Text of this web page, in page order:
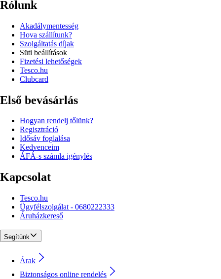
Rólunk
Akadálymentesség
Hova szállítunk?
Szolgáltatás díjak
Süti beállítások
Fizetési lehetőségek
Tesco.hu
Clubcard
Első bevásárlás
Hogyan rendelj tőlünk?
Regisztráció
Idősáv foglalása
Kedvenceim
ÁFÁ-s számla igénylés
Kapcsolat
Tesco.hu
Ügyfélszolgálat - 0680222333
Áruházkereső
Segítünk
Árak
Biztonságos online rendelés